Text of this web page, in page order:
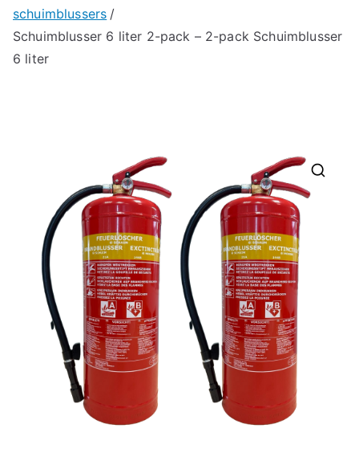
schuimblussers
Schuimblusser 6 liter 2-pack – 2-pack Schuimblusser
6 liter
🔍